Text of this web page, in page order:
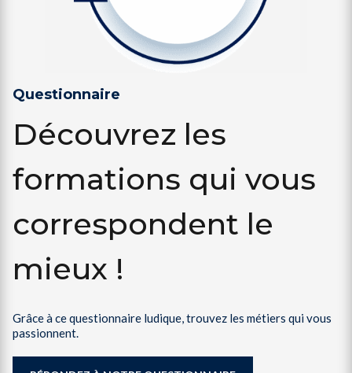
Questionnaire
Découvrez les
formations qui vous
correspondent le
mieux !
Grâce à ce questionnaire ludique, trouvez les métiers qui vous
passionnent.